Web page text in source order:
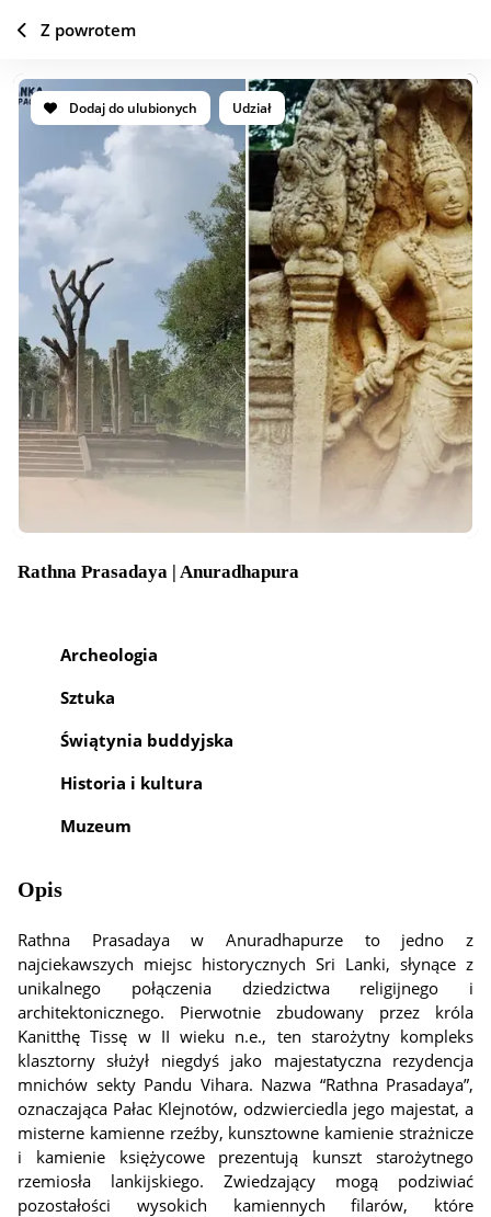
Dodaj do ulubionych Udział
Rathna Prasadaya | Anuradhapura
Archeologia
Sztuka
Świątynia buddyjska
Historia i kultura
Muzeum
Opis
Rathna Prasadaya w Anuradhapurze to jedno z
najciekawszych miejsc historycznych Sri Lanki, słynące z
unikalnego połączenia dziedzictwa religijnego i
architektonicznego. Pierwotnie zbudowany przez króla
Kanitthę Tissę w II wieku n.e., ten starożytny kompleks
klasztorny służył niegdyś jako majestatyczna rezydencja
mnichów sekty Pandu Vihara. Nazwa “Rathna Prasadaya”,
oznaczająca Pałac Klejnotów, odzwierciedla jego majestat, a
misterne kamienne rzeźby, kunsztowne kamienie strażnicze
i kamienie księżycowe prezentują kunszt starożytnego
rzemiosła lankijskiego. Zwiedzający mogą podziwiać
pozostałości wysokich kamiennych filarów, które
Z powrotem